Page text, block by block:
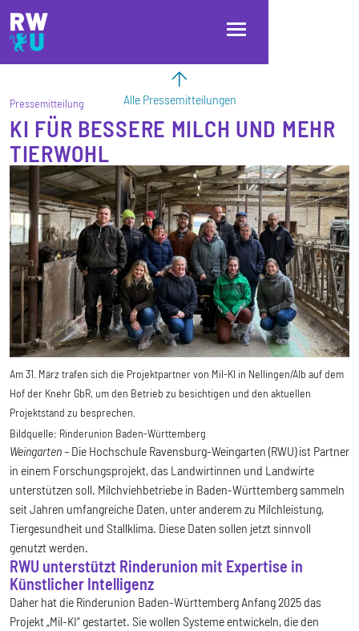
Direkt zum Inhalt
Direkt zur Hauptnavigation
Direkt zum Fußbereich
Alle Pressemitteilungen
Pressemitteilung
KI FÜR BESSERE MILCH UND MEHR
TIERWOHL
Am 31. März trafen sich die Projektpartner von Mil-KI in Nellingen/Alb auf dem
Hof der Knehr GbR, um den Betrieb zu besichtigen und den aktuellen
Projektstand zu besprechen.
Bildquelle: Rinderunion Baden-Württemberg
Weingarten – Die Hochschule Ravensburg-Weingarten (RWU) ist Partner
in einem Forschungsprojekt, das Landwirtinnen und Landwirte
unterstützen soll. Milchviehbetriebe in Baden-Württemberg sammeln
seit Jahren umfangreiche Daten, unter anderem zu Milchleistung,
Tiergesundheit und Stallklima. Diese Daten sollen jetzt sinnvoll
genutzt werden.
RWU unterstützt Rinderunion mit Expertise in
Künstlicher Intelligenz
Daher hat die Rinderunion Baden-Württemberg Anfang 2025 das
Projekt „Mil-KI“ gestartet. Sie wollen Systeme entwickeln, die den